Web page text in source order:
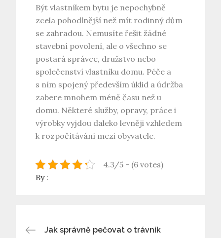
Být vlastníkem bytu je nepochybně
zcela pohodlnější než mít rodinný dům
se zahradou. Nemusíte řešit žádné
stavební povolení, ale o všechno se
postará správce, družstvo nebo
společenství vlastníku domu. Péče a
s ním spojený především úklid a údržba
zabere mnohem méně času než u
domu. Některé služby, opravy, práce i
výrobky vyjdou daleko levněji vzhledem
k rozpočítávání mezi obyvatele.
4.3/5 - (6 votes)
By :
Navigace
Jak správně pečovat o trávník